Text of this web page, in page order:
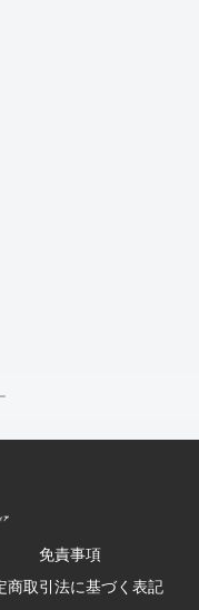
免責事項
商取引法に基づく表記